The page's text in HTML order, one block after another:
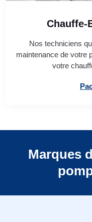
Chauffe-
Nos techniciens
maintenance de votre
votre
Marques